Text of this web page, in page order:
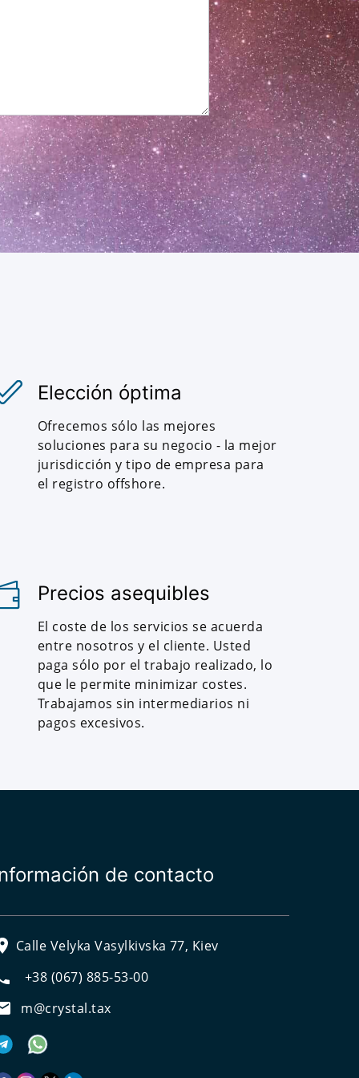
Elección óptima
Ofrecemos sólo las mejores
soluciones para su negocio - la mejor
jurisdicción y tipo de empresa para
el registro offshore.
Precios asequibles
El coste de los servicios se acuerda
entre nosotros y el cliente. Usted
paga sólo por el trabajo realizado, lo
que le permite minimizar costes.
Trabajamos sin intermediarios ni
pagos excesivos.
de contacto
Calle Velyka Vasylkivska 77, Kiev
+38 (067) 885-53-00
m@crystal.tax